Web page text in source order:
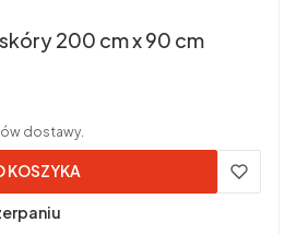
200 cm x 90 cm
dostawy.
KOSZYKA